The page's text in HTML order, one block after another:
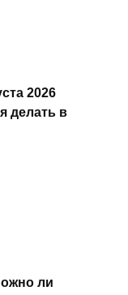
2026
делать в
ли